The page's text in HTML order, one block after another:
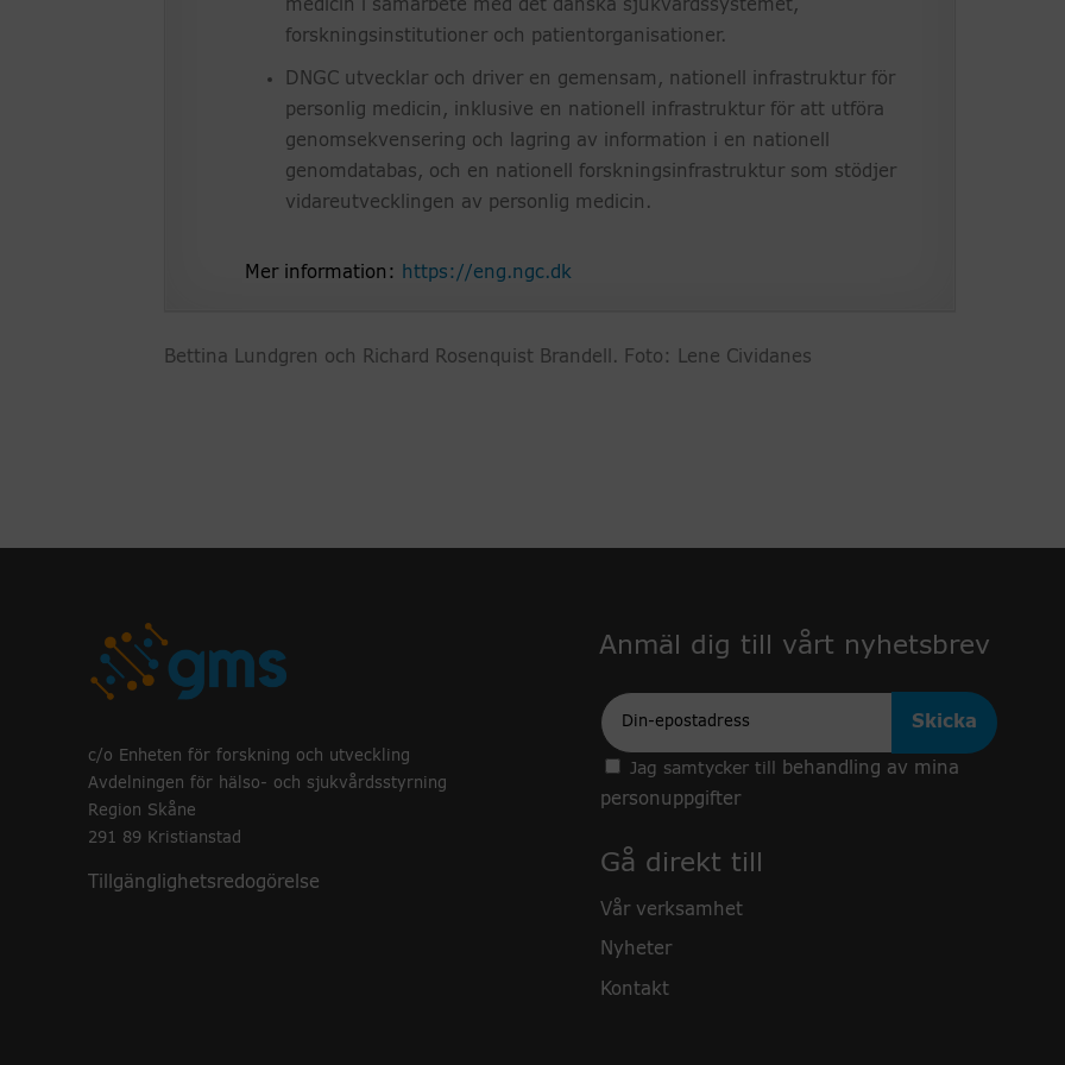
medicin i samarbete med det danska sjukvårdssystemet,
forskningsinstitutioner och patientorganisationer.
DNGC utvecklar och driver en gemensam, nationell infrastruktur för
personlig medicin, inklusive en nationell infrastruktur för att utföra
genomsekvensering och lagring av information i en nationell
genomdatabas, och en nationell forskningsinfrastruktur som stödjer
vidareutvecklingen av personlig medicin.
Mer information: https://eng.ngc.dk
Bettina Lundgren och Richard Rosenquist Brandell. Foto: Lene Cividanes
c/o Enheten för forskning och utveckling
Avdelningen för hälso- och sjukvårdsstyrning
Region Skåne
291 89 Kristianstad
Tillgänglighetsredogörelse
Anmäl dig till vårt nyhetsbrev
Epost
Jag samtycker till
behandling av mina
personuppgifter
Gå direkt till
Vår verksamhet
Nyheter
Kontakt